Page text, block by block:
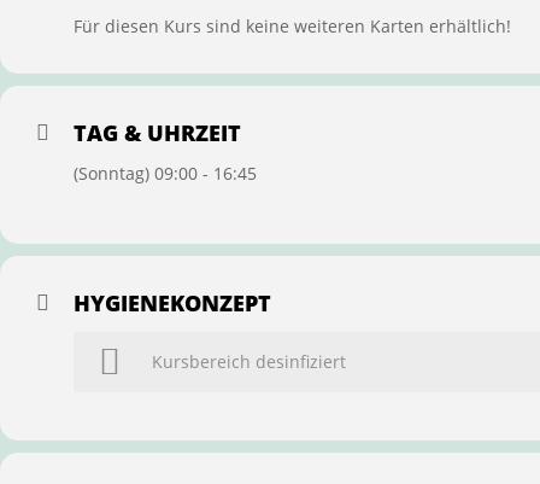
Für diesen Kurs sind keine weiteren Karten erhältlich!
TAG & UHRZEIT
(Sonntag) 09:00 - 16:45
HYGIENEKONZEPT
Kursbereich desinfiziert